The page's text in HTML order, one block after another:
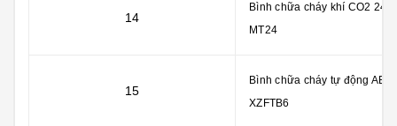
14
Bình chữa cháy khí CO2
MT24
15
Bình chữa cháy tự động ABC
XZFTB6